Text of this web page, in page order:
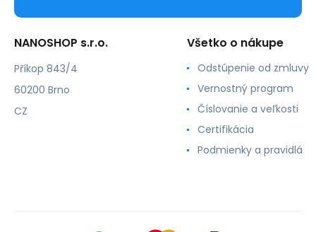
NANOSHOP s.r.o.
Příkop 843/4
60200 Brno
CZ
Všetko o nákupe
Odstúpenie od zmluvy
Vernostný program
Číslovanie a veľkosti
Certifikácia
Podmienky a pravidlá